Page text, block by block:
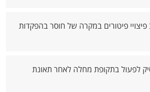
פיטורים במקרה של חוסר בהפקדות
לפעול בתקופת מחלה לאחר תאונת